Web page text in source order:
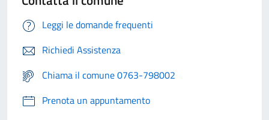
Leggi le domande frequenti
Richiedi Assistenza
Chiama il comune 0763-798002
Prenota un appuntamento